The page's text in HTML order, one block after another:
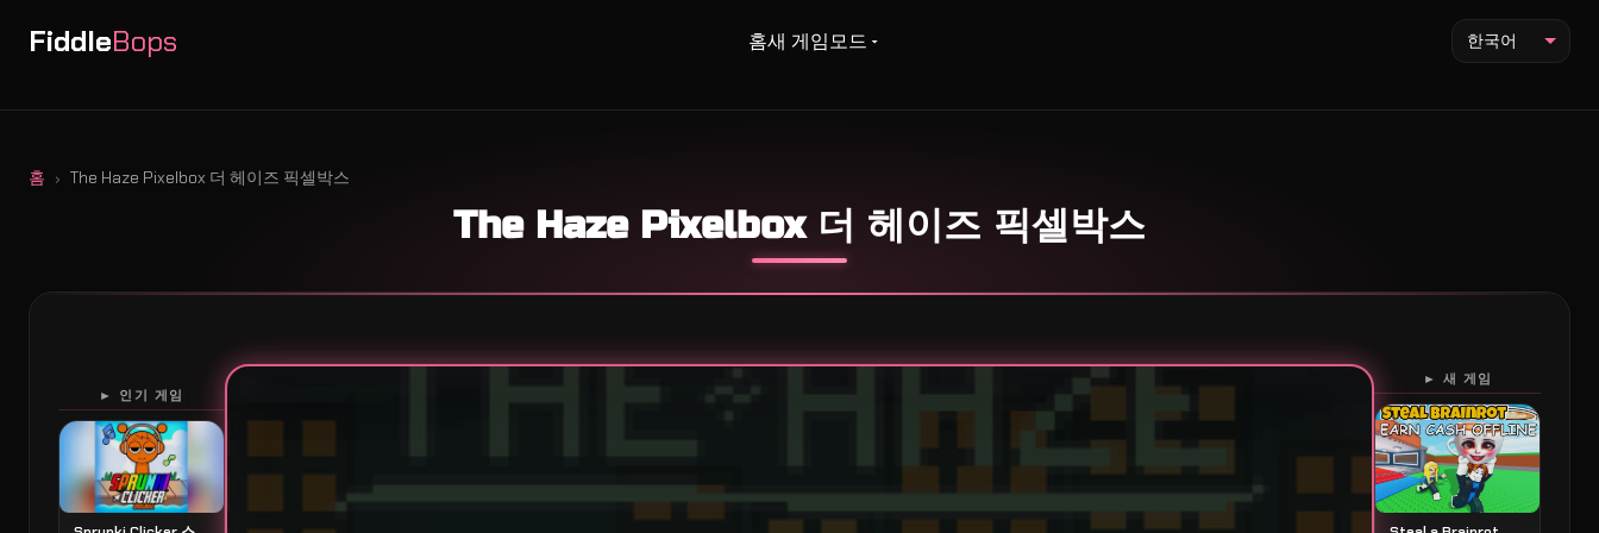
FiddleBops 홈새 게임모드 한국어
홈 The Haze Pixelbox 더 헤이즈 픽셀박스
The Haze Pixelbox 더 헤이즈 픽셀박스
► 인기 게임
► 새 게임